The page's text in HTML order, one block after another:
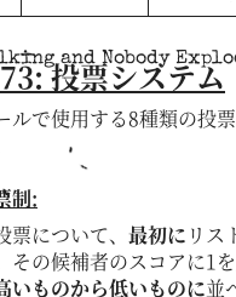
and Nobody
投票システム
ルで使用する8種類の投
制:
について、 最初に リス
その候補者のスコアに1
いものから低いものに並